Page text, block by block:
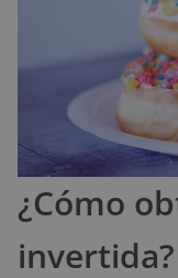
¿Cómo
invertida?